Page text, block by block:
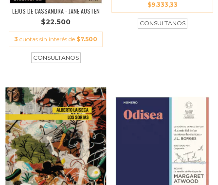
LEJOS DE CASSANDRA - JANE AUSTEN
$22.500
3 cuotas sin interés de $7.500
$9.333,33